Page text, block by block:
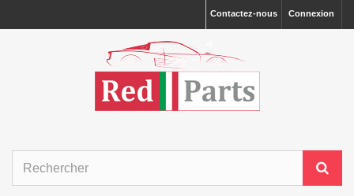
Connexion
Contactez-nous